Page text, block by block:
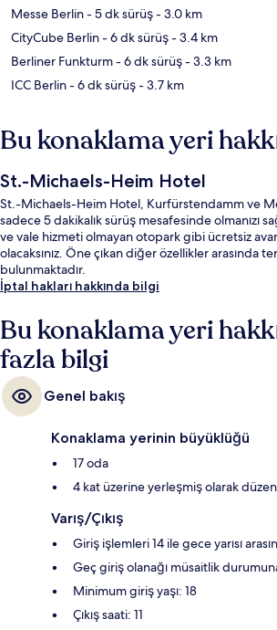
Messe Berlin- 5 dk sürüş- 3.0 km
CityCube Berlin- 6 dk sürüş- 3.4 km
Berliner Funkturm- 6 dk sürüş- 3.3 km
ICC Berlin- 6 dk sürüş- 3.7 km
Bu konaklama yeri
St.-Michaels-Heim Hotel
St.-Michaels-Heim Hotel, Kurfürstendamm ve
sadece 5 dakikalık sürüş mesafesinde olmanızı
ve vale hizmeti olmayan otopark gibi ücretsiz
olacaksınız. Öne çıkan diğer özellikler arasında
bulunmaktadır.
İptal hakları hakkında bilgi
Bu konaklama yeri
fazla bilgi
Genel bakış
Konaklama yerinin büyüklüğü
17 oda
4 kat üzerine yerleşmiş olarak
Varış/Çıkış
Giriş işlemleri 14 ile gece yarısı
Geç giriş olanağı müsaitlik
Minimum giriş yaşı: 18
Çıkış saati: 11